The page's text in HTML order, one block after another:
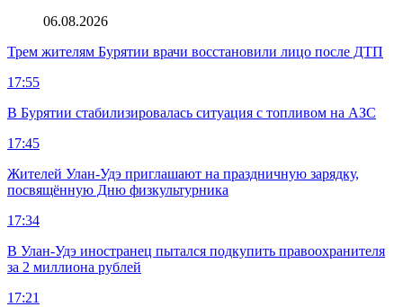
06.08.2026
Трем жителям Бурятии врачи восстановили лицо после ДТП
17:55
В Бурятии стабилизировалась ситуация с топливом на АЗС
17:45
Жителей Улан-Удэ приглашают на праздничную зарядку,
посвящённую Дню физкультурника
17:34
В Улан-Удэ иностранец пытался подкупить правоохранителя
за 2 миллиона рублей
17:21